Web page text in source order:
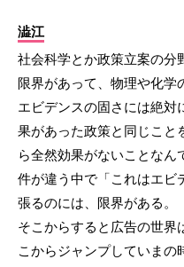
澁江
社会科学とか政策立案の分
限界があって、物理や化学
エビデンスの固さには絶対
果があった政策と同じこと
ら全然効果がないことなん
件が違う中で「これはエビ
張るのには、限界がある。
そこからすると広告の世界
こからジャンプしていまの